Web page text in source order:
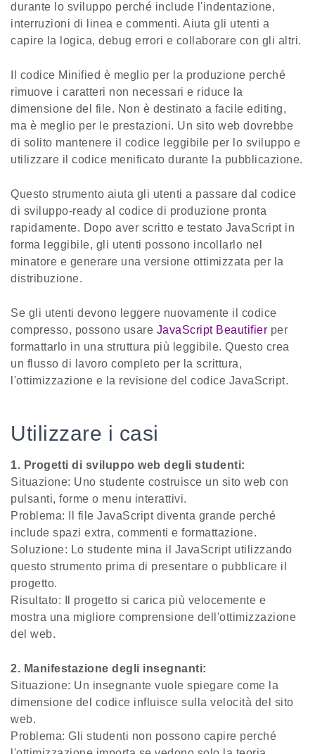
durante lo sviluppo perché include l'indentazione,
interruzioni di linea e commenti. Aiuta gli utenti a
capire la logica, debug errori e collaborare con gli altri.
Il codice Minified è meglio per la produzione perché
rimuove i caratteri non necessari e riduce la
dimensione del file. Non è destinato a facile editing,
ma è meglio per le prestazioni. Un sito web dovrebbe
di solito mantenere il codice leggibile per lo sviluppo e
utilizzare il codice menificato durante la pubblicazione.
Questo strumento aiuta gli utenti a passare dal codice
di sviluppo-ready al codice di produzione pronta
rapidamente. Dopo aver scritto e testato JavaScript in
forma leggibile, gli utenti possono incollarlo nel
minatore e generare una versione ottimizzata per la
distribuzione.
Se gli utenti devono leggere nuovamente il codice
compresso, possono usare JavaScript Beautifier per
formattarlo in una struttura più leggibile. Questo crea
un flusso di lavoro completo per la scrittura,
l'ottimizzazione e la revisione del codice JavaScript.
Utilizzare i casi
1. Progetti di sviluppo web degli studenti:
Situazione: Uno studente costruisce un sito web con
pulsanti, forme o menu interattivi.
Problema: Il file JavaScript diventa grande perché
include spazi extra, commenti e formattazione.
Soluzione: Lo studente mina il JavaScript utilizzando
questo strumento prima di presentare o pubblicare il
progetto.
Risultato: Il progetto si carica più velocemente e
mostra una migliore comprensione dell'ottimizzazione
del web.
2. Manifestazione degli insegnanti:
Situazione: Un insegnante vuole spiegare come la
dimensione del codice influisce sulla velocità del sito
web.
Problema: Gli studenti non possono capire perché